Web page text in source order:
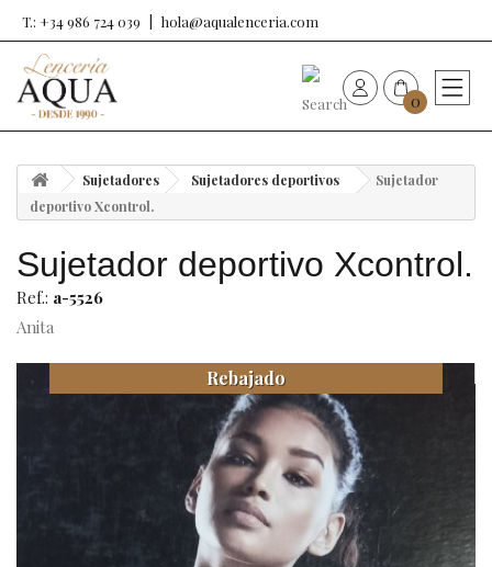
T.: +34 986 724 039 hola@aqualenceria.com
0
Nueva colección
Sujetadores
Baño de mujer
Ropa y complementos
Lencería
Sujetadores Sujetadores deportivos
Sujetador
deportivo Xcontrol.
Sujetador deportivo Xcontrol.
Ref.: a-5526
Anita
Rebajado